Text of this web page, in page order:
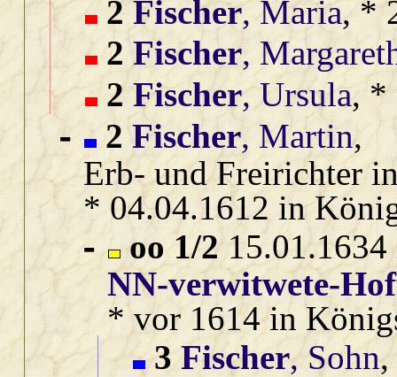
2 Fischer, Maria, *
2 Fischer,
2 Fischer, Ursula, *
- 2 Fischer, Martin,
Erb‑ und Freirichter
* 04.04.1612 in
- oo 1/215.01.1634
* vor 1614 in
3 Fischer, Sohn,